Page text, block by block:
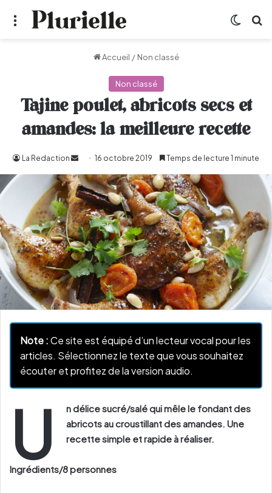
Menu
Accueil / Non classé
Non classé
Tajine poulet, abricots secs et
amandes: la meilleure recette
La Redaction
Envoyer
un
courriel
16 octobre 2019 Temps de lecture 1 minute
Note :Ce site est équipé d’un lecteur vocal pour les
articles. Sélectionnez le texte que vous souhaitez
écouter et profitez de la version audio.
U
n délice sucré/salé qui mêle le fondant des
abricots au croustillant des amandes. Une
recette simple et rapide à réaliser.
Ingrédients/8 personnes